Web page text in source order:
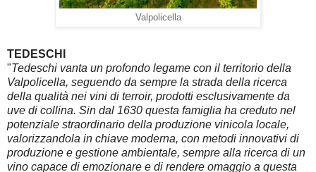
Valpolicella
TEDESCHI
"Tedeschi vanta un profondo legame con il territorio della
Valpolicella, seguendo da sempre la strada della ricerca
della qualità nei vini di terroir, prodotti esclusivamente da
uve di collina. Sin dal 1630 questa famiglia ha creduto nel
potenziale straordinario della produzione vinicola locale,
valorizzandola in chiave moderna, con metodi innovativi di
produzione e gestione ambientale, sempre alla ricerca di un
vino capace di emozionare e di rendere omaggio a questa